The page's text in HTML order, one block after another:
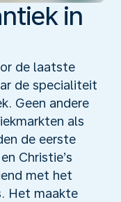
in
de laatste
de specialiteit
Geen andere
als
de eerste
Christie’s
met het
Het maakte